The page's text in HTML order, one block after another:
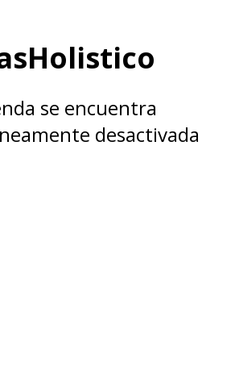
se encuentra
desactivada